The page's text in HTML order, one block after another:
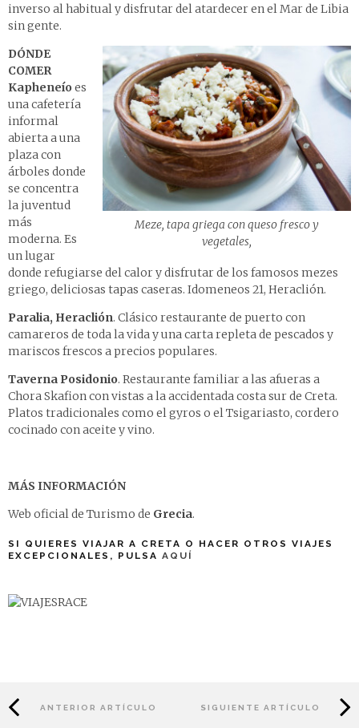
inverso al habitual y disfrutar del atardecer en el Mar de Libia
sin gente.
Meze, tapa griega con queso fresco y
vegetales,
DÓNDE
COMER
Kapheneío es
una cafetería
informal
abierta a una
plaza con
árboles donde
se concentra
la juventud
más
moderna. Es
un lugar
donde refugiarse del calor y disfrutar de los famosos mezes
griego, deliciosas tapas caseras. Idomeneos 21, Heraclión.
Paralia, Heraclión. Clásico restaurante de puerto con
camareros de toda la vida y una carta repleta de pescados y
mariscos frescos a precios populares.
Taverna Posidonio. Restaurante familiar a las afueras a
Chora Skafion con vistas a la accidentada costa sur de Creta.
Platos tradicionales como el gyros o el Tsigariasto, cordero
cocinado con aceite y vino.
MÁS INFORMACIÓN
Web oficial de Turismo de Grecia.
SI QUIERES VIAJAR A CRETA O HACER OTROS VIAJES
EXCEPCIONALES, PULSA AQUÍ
ANTERIOR ARTÍCULO SIGUIENTE ARTÍCULO